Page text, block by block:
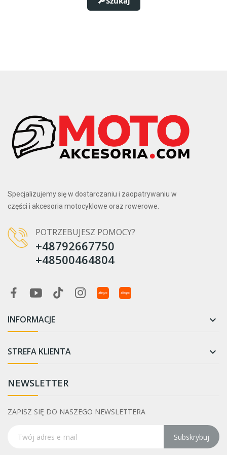
14
Unisex
9
Ilość biegów
12
5
75
3
85
4
Rok modelowy
2023
3
Rozmiar kół
27,5''
WIĘCEJ FILTRÓW
Specjalizujemy się w dostarczaniu i zaopatrywaniu w
części i akcesoria motocyklowe oraz rowerowe.
POTRZEBUJESZ POMOCY?
+48792667750
+48500464804
INFORMACJE 
STREFA KLIENTA 
NEWSLETTER
ZAPISZ SIĘ DO NASZEGO NEWSLETTERA
Subskrybuj